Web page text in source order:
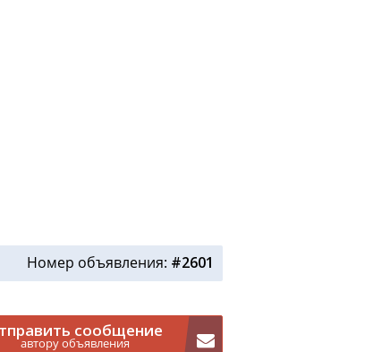
Номер объявления: #2601
сообщение
автору объявления